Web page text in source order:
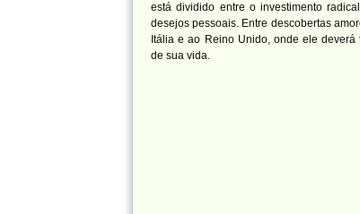
está dividido entre o investimento
desejos pessoais. Entre descobertas
Itália e ao Reino Unido, onde ele
de sua vida.